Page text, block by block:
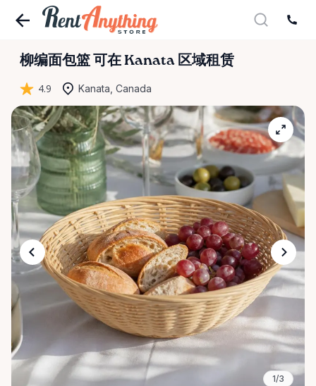
柳编面包篮 可在 Kanata 区域租赁
4.9 Kanata, Canada
1/3